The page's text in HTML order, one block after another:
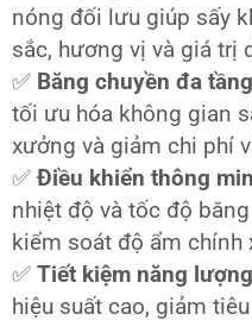
nóng đối lưu giúp sấy
sắc, hương vị và giá trị
✅ Băng chuyền đa tầng
tối ưu hóa không gian
xưởng và giảm chi phí
✅ Điều khiển thông
nhiệt độ và tốc độ
kiểm soát độ ẩm chính
✅ Tiết kiệm năng lượng
hiệu suất cao, giảm